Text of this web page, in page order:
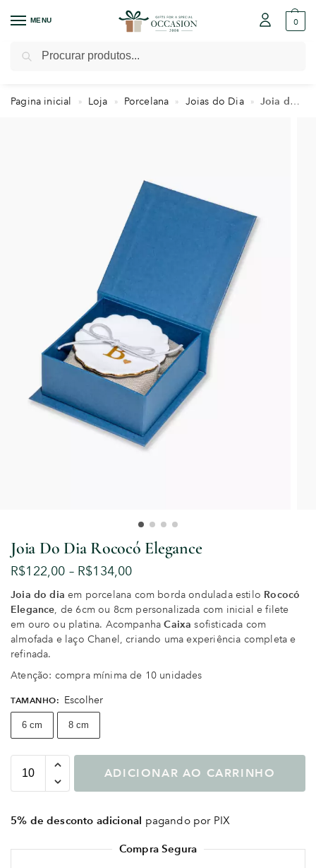
MENU 0
Pagina inicial » Loja » Porcelana » Joias do Dia » Joia do Dia Rococó Elegance
Joia Do Dia Rococó Elegance
R$122,00 – R$134,00
Joia do dia em porcelana com borda ondulada estilo Rococó
Elegance, de 6cm ou 8cm personalizada com inicial e filete
em ouro ou platina. AcompanhaCaixa sofisticada com
almofada e laço Chanel, criando uma experiência completa e
refinada.
Atenção: compra mínima de 10 unidades
TAMANHO: Escolher
6 cm 8 cm
ADICIONAR AO CARRINHO
5% de desconto adicional pagando por PIX
Compra Segura